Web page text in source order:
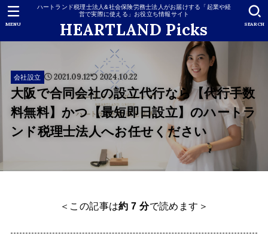
ハートランド税理士法人&社会保険労務士法人がお届けする「起業や経
営で実際に使える」お役立ち情報サイト
HEARTLAND Picks SEARCH
MENU
会社設立 2021.09.12 2024.10.22
大阪で合同会社の設立代行なら【代行手数
料無料】かつ【最短即日設立】のハートラ
ンド税理士法人へお任せください
＜この記事は約 7 分で読めます＞